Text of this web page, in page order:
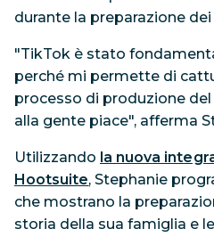
durante la preparazione
"TikTok è stato
perché mi permette di
processo di produzione
alla gente piace", afferma
Utilizzando la nuova
Hootsuite, Stephanie
che mostrano la
storia della sua famiglia e